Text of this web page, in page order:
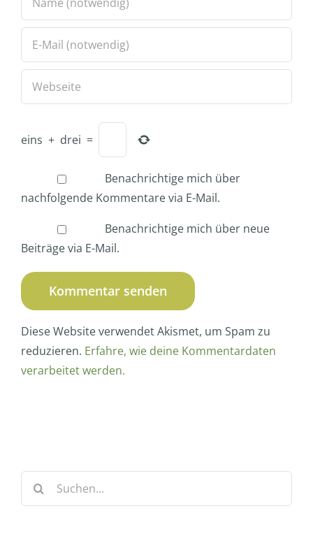
eins + drei =
Benachrichtige mich über
nachfolgende Kommentare via E-Mail.
Benachrichtige mich über neue
Beiträge via E-Mail.
Diese Website verwendet Akismet, um Spam zu
reduzieren. Erfahre, wie deine Kommentardaten
verarbeitet werden.
Suche